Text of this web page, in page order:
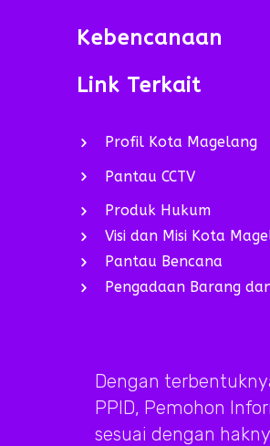
Kebencanaan
Link Terkait
Profil Kota Magelang
Pantau CCTV
Produk Hukum
Visi dan Misi Kota
Pantau Bencana
Pengadaan Barang
Dengan
PPID, Pemohon
sesuai dengan